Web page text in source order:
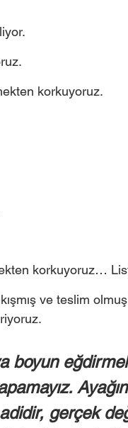
korkuyoruz.
korkuyoruz…
ve teslim
boyun
gerçek